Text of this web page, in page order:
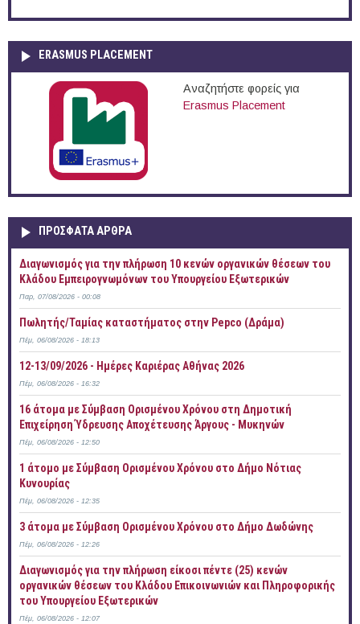
ERASMUS PLACEMENT
Αναζητήστε φορείς για
Erasmus Placement
ΠΡOΣΦΑΤΑ AΡΘΡΑ
Διαγωνισμός για την πλήρωση 10 κενών οργανικών θέσεων του
Κλάδου Εμπειρογνωμόνων του Υπουργείου Εξωτερικών
Παρ, 07/08/2026 - 00:08
Πωλητής/Ταμίας καταστήματος στην Pepco (Δράμα)
Πέμ, 06/08/2026 - 18:13
12-13/09/2026 - Ημέρες Καριέρας Αθήνας 2026
Πέμ, 06/08/2026 - 16:32
16 άτομα με Σύμβαση Ορισμένου Χρόνου στη Δημοτική
Επιχείρηση Ύδρευσης Αποχέτευσης Άργους - Μυκηνών
Πέμ, 06/08/2026 - 12:50
1 άτομο με Σύμβαση Ορισμένου Χρόνου στο Δήμο Νότιας
Κυνουρίας
Πέμ, 06/08/2026 - 12:35
3 άτομα με Σύμβαση Ορισμένου Χρόνου στο Δήμο Δωδώνης
Πέμ, 06/08/2026 - 12:26
Διαγωνισμός για την πλήρωση είκοσι πέντε (25) κενών
οργανικών θέσεων του Κλάδου Επικοινωνιών και Πληροφορικής
του Υπουργείου Εξωτερικών
Πέμ, 06/08/2026 - 12:07